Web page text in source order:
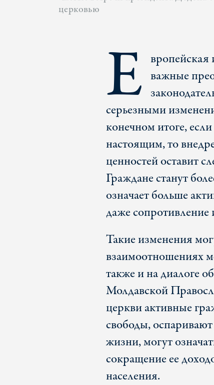
церковью
Е вропейская
важные
серьезными
конечном итоге,
настоящим, то
ценностей оставит
Граждане станут
означает больше
даже сопротивление
Такие изменения
взаимоотношениях
также и на диалоге
Молдавской
церкви активные
свободы,
жизни, могут
сокращение ее
населения.